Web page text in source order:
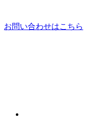
お問い合わせはこちら